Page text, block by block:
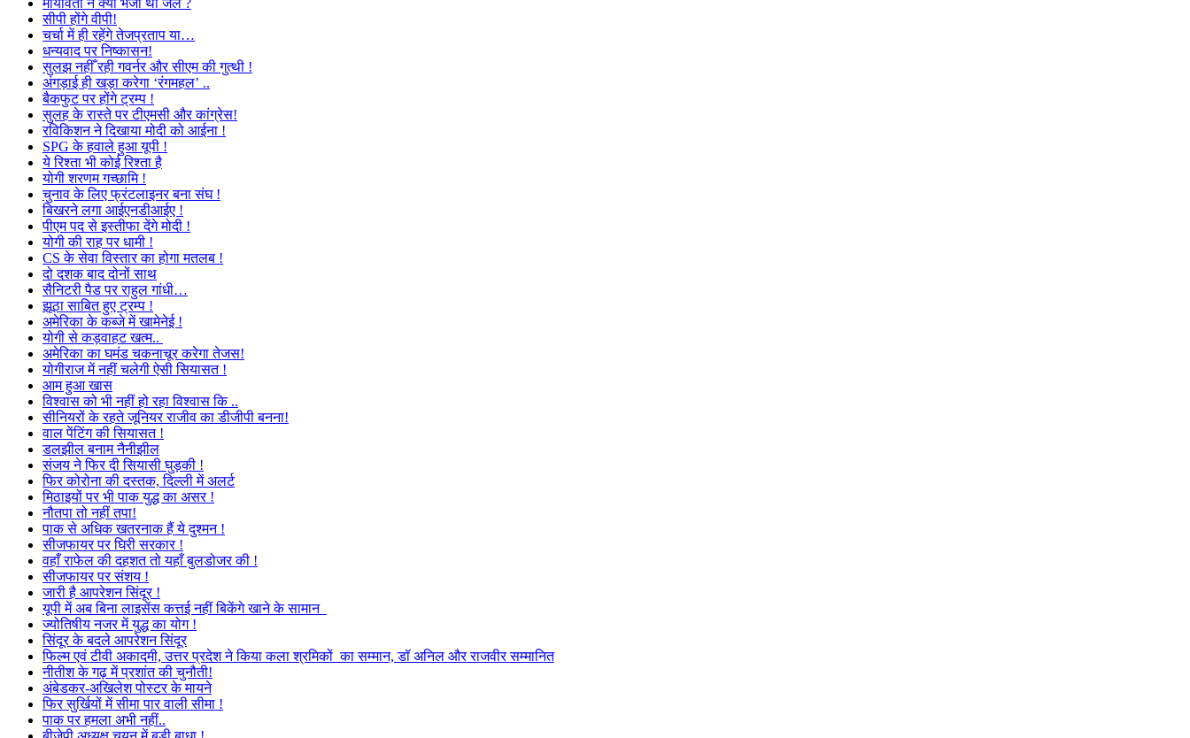
मायावती ने क्यों भेजा था जेल ?
सीपी होंगे वीपी!
चर्चा में ही रहेंगे तेजप्रताप या…
धन्यवाद पर निष्कासन!
सुलझ नहीँ रही गवर्नर और सीएम की गुत्थी !
अंगड़ाई ही खड़ा करेगा ‘रंगमहल’ ..
बैकफुट पर होंगे ट्रम्प !
सुलह के रास्ते पर टीएमसी और कांग्रेस!
रविकिशन ने दिखाया मोदी को आईना !
SPG के हवाले हुआ यूपी !
ये रिश्ता भी कोई रिश्ता है
योगी शरणम गच्छामि !
चुनाव के लिए फ्रंटलाइनर बना संघ !
बिखरने लगा आईएनडीआईए !
पीएम पद से इस्तीफा देंगे मोदी !
योगी की राह पर धामी !
CS के सेवा विस्तार का होगा मतलब !
दो दशक बाद दोनों साथ
सैनिटरी पैड पर राहुल गांधी…
झूठा साबित हुए ट्रम्प !
अमेरिका के कब्जे में खामेनेई !
योगी से कड़वाहट खत्म..
अमेरिका का घमंड चकनाचूर करेगा तेजस!
योगीराज में नहीं चलेगी ऐसी सियासत !
आम हुआ खास
विश्वास को भी नहीं हो रहा विश्वास कि ..
सीनियरों के रहते जूनियर राजीव का डीजीपी बनना!
वाल पेंटिंग की सियासत !
डलझील बनाम नैनीझील
संजय ने फिर दी सियासी घुड़की !
फिर कोरोना की दस्तक, दिल्ली में अलर्ट
मिठाइयों पर भी पाक युद्ध का असर !
नौतपा तो नहीं तपा!
पाक से अधिक खतरनाक हैं ये दुश्मन !
सीजफायर पर घिरी सरकार !
वहाँ राफेल की दहशत तो यहाँ बुलडोजर की !
सीजफायर पर संशय !
जारी है आपरेशन सिंदूर !
यूपी में अब बिना लाइसेंस कत्तई नहीं बिकेंगे खाने के सामान
ज्योतिषीय नजर में युद्ध का योग !
सिंदूर के बदले आपरेशन सिंदूर
फिल्म एवं टीवी अकादमी, उत्तर प्रदेश ने किया कला श्रमिकों का सम्मान, डॉ अनिल और राजवीर सम्मानित
नीतीश के गढ़ में प्रशांत की चुनौती!
अंबेडकर-अखिलेश पोस्टर के मायने
फिर सुर्खियों में सीमा पार वाली सीमा !
पाक पर हमला अभी नहीं..